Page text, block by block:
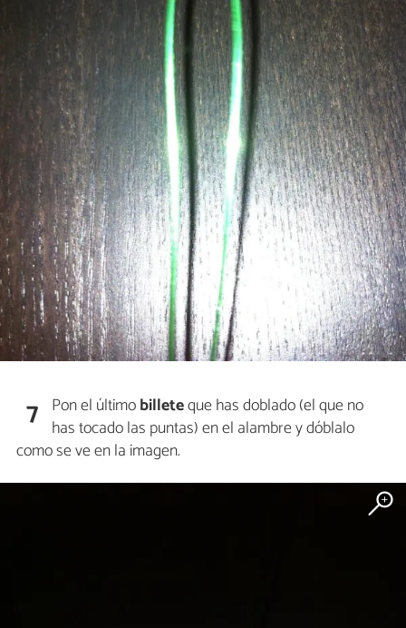
7 Pon el últimobilleteque has doblado (el que no
has tocado las puntas) en el alambre y dóblalo
como se ve en la imagen.